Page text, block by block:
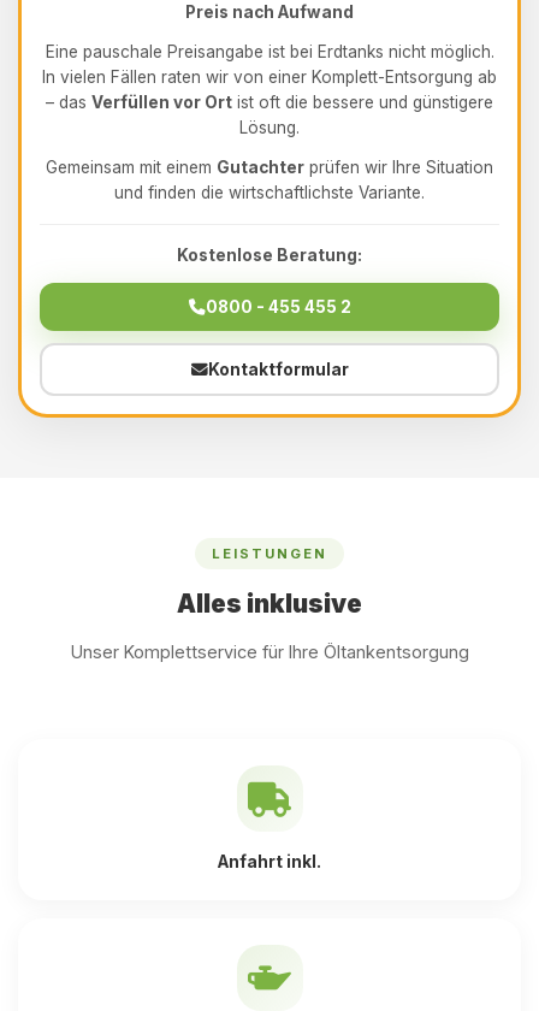
Preis nach Aufwand
Eine pauschale Preisangabe ist bei Erdtanks nicht möglich.
In vielen Fällen raten wir von einer Komplett-Entsorgung ab
– das Verfüllen vor Ort ist oft die bessere und günstigere
Lösung.
Gemeinsam mit einem Gutachter prüfen wir Ihre Situation
und finden die wirtschaftlichste Variante.
Kostenlose Beratung:
0800 - 455 455 2
Kontaktformular
LEISTUNGEN
Alles inklusive
Unser Komplettservice für Ihre Öltankentsorgung
Anfahrt inkl.